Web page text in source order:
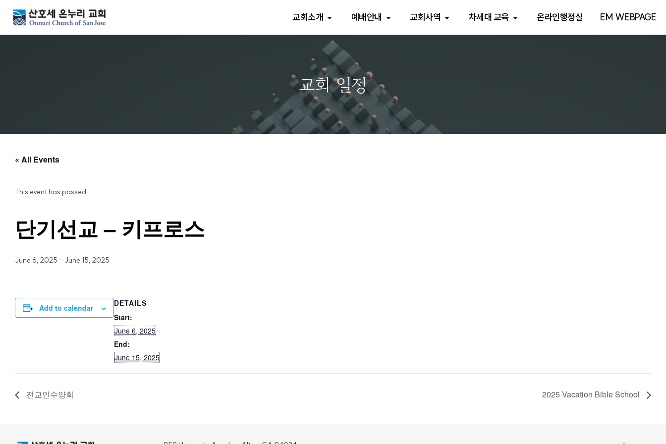
교회소개 예배안내 교회사역 차세대 교육 온라인행정실 EM WEBPAGE
교회 일정
« All Events
This event has passed.
단기선교 – 키프로스
June 6, 2025 - June 15, 2025
Add to calendar
DETAILS
Start:
June 6, 2025
End:
June 15, 2025
전교인수양회 2025 Vacation Bible School